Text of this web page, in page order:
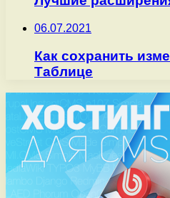
06.07.2021
Как сохранить
Таблице